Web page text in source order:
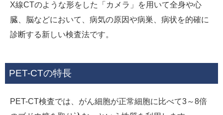
X線CTのような形をした「カメラ」を用いて全身や心
臓、脳などにおいて、病気の原因や病巣、病状を的確に
診断する新しい検査法です。
PET-CTの特長
PET-CT検査では、がん細胞が正常細胞に比べて3～8倍